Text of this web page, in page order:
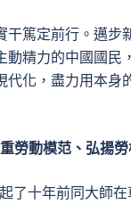
干篤定前行。邁步
動精力的中國國民
代化，盡力用本身
勞動模范、弘揚勞
了十年前同大師